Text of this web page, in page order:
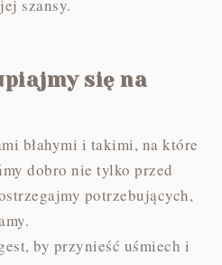
szansy.
się na
błahymi i takimi, na które
dobro nie tylko przed
potrzebujących,
by przynieść uśmiech i